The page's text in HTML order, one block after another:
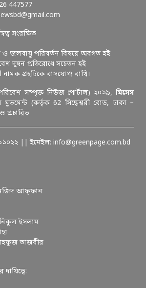
447577
সংরক্ষিত
ও জলবায়ু পরিবর্তন বিষয়ে অবগত হই
দূষন প্রতিরোধে সচেতন হই
নামক গ্রহটিকে বাসযোগ্য রাখি।
সম্পৃক্ত নিউজ পোর্টাল) ২০১৯, মিসেস
মুভমেন্ট (কর্তৃক 62 সিদ্ধেশ্বরী রোড, ঢাকা –
প্রচারিত
|| ইমেইল: info@greenpage.com.bd
আফ্ফান
ইসলাম
তাজবীর